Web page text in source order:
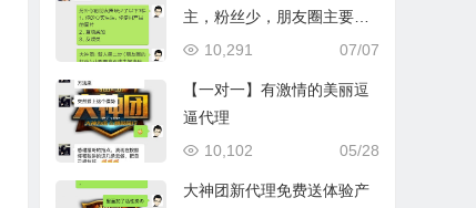
主，粉丝少，朋友圈主要是
产品，缺少个人和反馈 07/07
10,291
【一对一】有激情的美丽逗
逼代理
05/28
10,102
大神团新代理免费送体验产